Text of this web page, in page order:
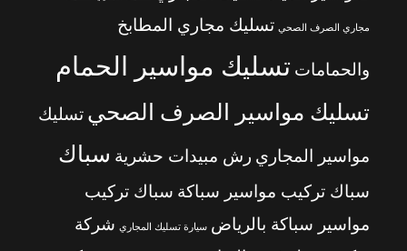
مجاري الصرف الصحي تسليك مجاري المطابخ
والحمامات تسليك مواسير الحمام
تسليك مواسير الصرف الصحي تسليك
مواسير المجاري رش مبيدات حشرية سباك
سباك تركيب مواسير سباكة سباك تركيب
مواسير سباكة بالرياض سيارة تسليك المجاري شركة